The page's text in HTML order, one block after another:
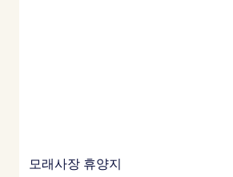
모래사장 휴양지